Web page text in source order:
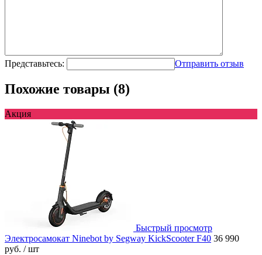
Представьтесь: Отправить отзыв
Похожие товары (8)
Акция
Быстрый просмотр
Электросамокат Ninebot by Segway KickScooter F40 36 990
руб. / шт